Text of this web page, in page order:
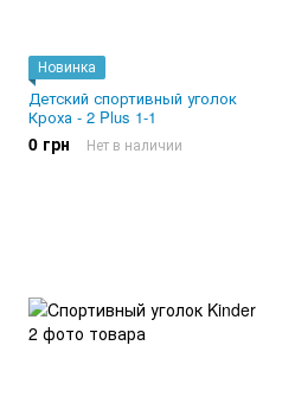
Новинка
Детский спортивный уголок
Кроха - 2 Plus 1-1
0 грн Нет в наличии